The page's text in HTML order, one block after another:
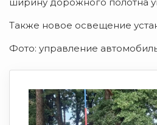
Также новое освещение
Фото: управление